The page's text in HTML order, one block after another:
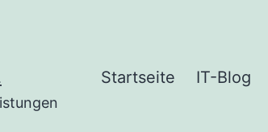
Startseite IT-Blog